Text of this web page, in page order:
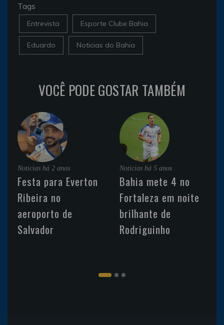
Tags
Entrevista Esporte Clube Bahia
Eduardo Noticias do Bahia
VOCÊ PODE GOSTAR TAMBÉM
Noticias há 2 anos
Festa para Everton
Ribeira no
aeroporto de
Salvador
Noticias há 5 anos
Bahia mete 4 no
Fortaleza em noite
brilhante de
Rodriguinho